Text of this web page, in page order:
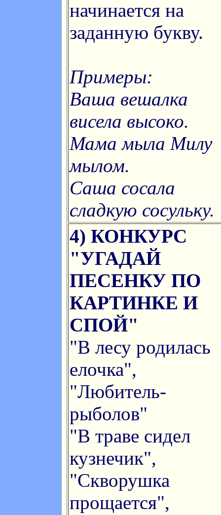
начинается на
заданную букву.
Примеры:
Ваша вешалка
висела высоко.
Мама мыла Милу
мылом.
Саша сосала
сладкую сосульку.
4) КОНКУРС
"УГАДАЙ
ПЕСЕНКУ ПО
КАРТИНКЕ И
СПОЙ"
"В лесу родилась
елочка",
"Любитель-
рыболов"
"В траве сидел
кузнечик",
"Скворушка
прощается",